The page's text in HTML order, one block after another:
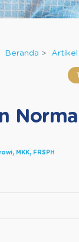
Beranda Artikel
MKK, FRSPH